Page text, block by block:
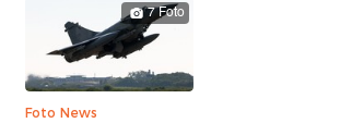
7 Foto
Foto News